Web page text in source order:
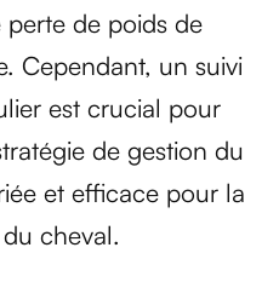
perte de poids de
Cependant, un suivi
est crucial pour
de gestion du
et efficace pour la
cheval.